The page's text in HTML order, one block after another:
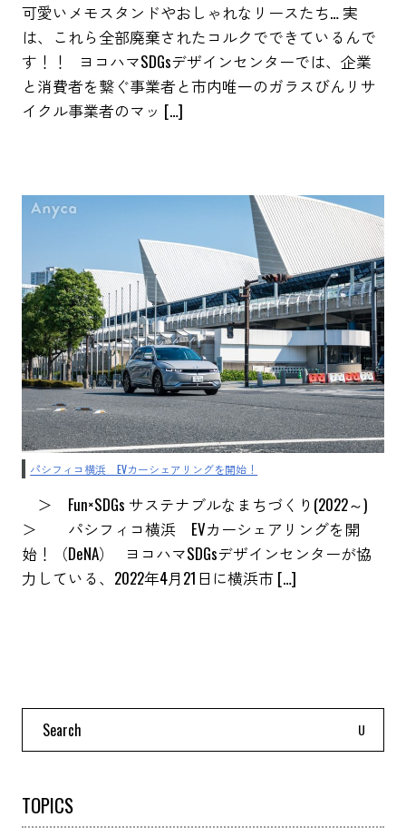
可愛いメモスタンドやおしゃれなリースたち… 実
は、これら全部廃棄されたコルクでできているんで
す！！ ヨコハマSDGsデザインセンターでは、企業
と消費者を繋ぐ事業者と市内唯一のガラスびんリサ
イクル事業者のマッ […]
パシフィコ横浜 EVカーシェアリングを開始！
＞ Fun×SDGs サステナブルなまちづくり(2022～)
＞ パシフィコ横浜 EVカーシェアリングを開
始！（DeNA） ヨコハマSDGsデザインセンターが協
力している、2022年4月21日に横浜市 […]
Search
TOPICS